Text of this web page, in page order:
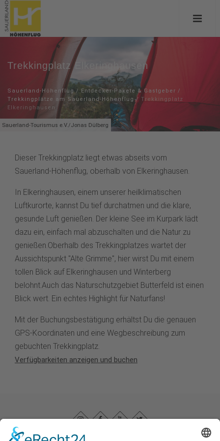
Sauerland-Tourismus e.V./Jonas Dülberg
Trekkingplatz Elkeringhausen
Sauerland-Höhenflug / Entdecker-Pakete & Gastgeber /
Trekkingplätze am Sauerland-Höhenflug / Trekkingplatz
Elkeringhausen
Dieser Trekkingplatz liegt etwas abseits vom
Sauerland-Höhenflug, oberhalb von Elkeringhausen.
In Elkeringhausen, einem unserer heilklimatischen
Luftkurorte, kannst Du tief durchatmen und die klare,
gesunde Luft genießen. Der kleine See im Kurpark lädt
dazu ein, einfach mal abzuschalten und die Natur zu
genießen.Oberhalb des Trekkingplatzes wartet der
Aussichtspunkt "Alte Grimme", hier wirst Du mit einem
tollen Blick auf Elkeringhausen und Winterberg
belohnt.Auch das Naturschutzgebiet Butterfeld ist einen
Blick wert. Ein echtes Highlight für Naturfans!
Mit der Buchungsbestätigung erhältst Du die genauen
GPS-Koordinaten und eine Wegbeschreibung zum
gebuchten Trekkingplatz.
Verfügbarkeiten anzeigen und buchen